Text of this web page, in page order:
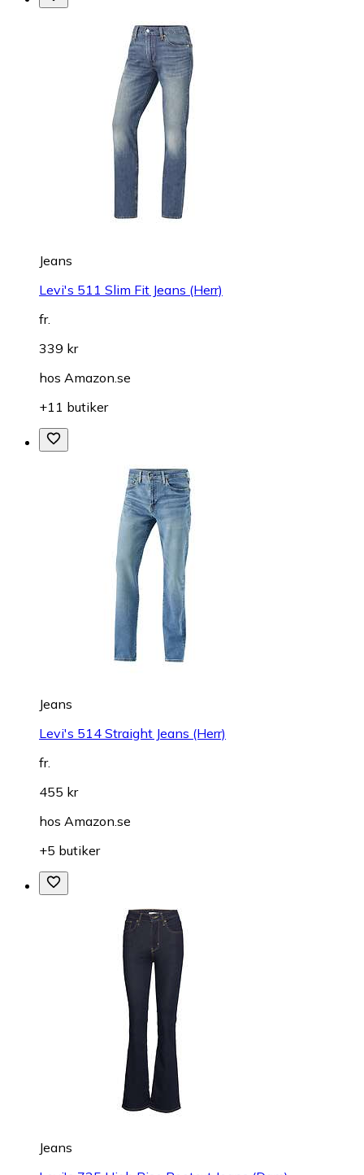
Jeans
Levi's 511 Slim Fit Jeans (Herr)
fr.
339 kr
hos Amazon.se
+11 butiker
Jeans
Levi's 514 Straight Jeans (Herr)
fr.
455 kr
hos Amazon.se
+5 butiker
Jeans